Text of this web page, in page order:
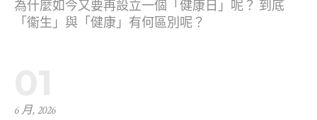
為什麼如今又要再設立一個「健康日」呢？ 到底
「衞生」與「健康」有何區別呢？
6 月, 2026